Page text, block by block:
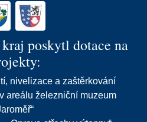
poskytl dotace na
nivelizace a zaštěrkování
areálu železniční muzeum